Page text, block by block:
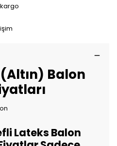
kargo
Balon
Lateks Balon